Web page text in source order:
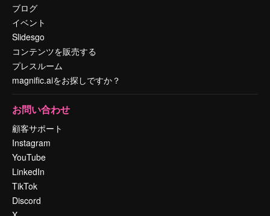
ブログ
イベント
Slidesgo
コンテンツを販売する
プレスルーム
magnific.aiをお探しですか？
お問い合わせ
顧客サポート
Instagram
YouTube
LinkedIn
TikTok
Discord